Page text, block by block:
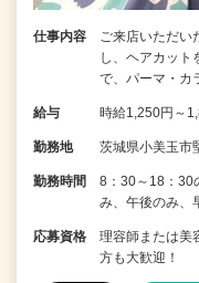
仕事内容
ご来店いただい
し、ヘアカッ
で、パーマ・
給与 時給1,250円～
勤務地 茨城県小美玉市
勤務時間
8：30～18：
み、午後のみ、
応募資格
理容師または
方も大歓迎！